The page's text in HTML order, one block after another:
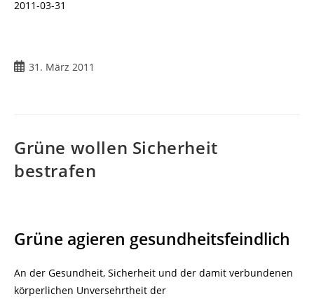
2011-03-31
Beitrag
31. März 2011
Grüne wollen Sicherheit
bestrafen
Grüne agieren gesundheitsfeindlich
An der Gesundheit, Sicherheit und der damit verbundenen
körperlichen Unversehrtheit der